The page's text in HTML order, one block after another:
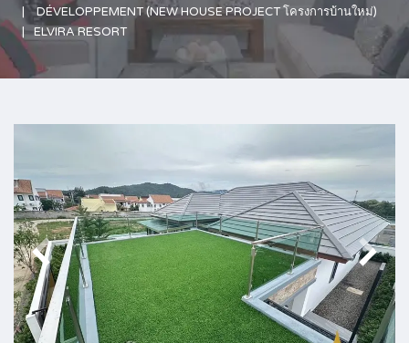
DÉVELOPPEMENT (NEW HOUSE PROJECT โครงการบ้านใหม่)
ELVIRA RESORT